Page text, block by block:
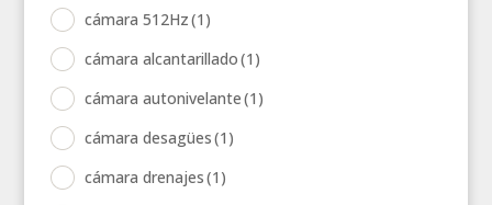
cámara 512Hz(1)
cámara alcantarillado(1)
cámara autonivelante(1)
cámara desagües(1)
cámara drenajes(1)